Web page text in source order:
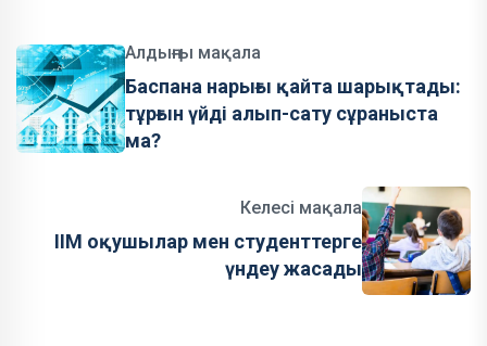
Алдыңғы мақала
Баспана нарығы қайта шарықтады:
тұрғын үйді алып-сату сұраныста
ма?
Келесі мақала
ІІМ оқушылар мен студенттерге
үндеу жасады